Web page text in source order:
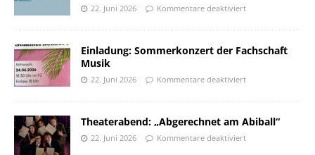
22. Juni 2026 Kommentare deaktiviert
Einladung: Sommerkonzert der Fachschaft
Musik
22. Juni 2026 Kommentare deaktiviert
Theaterabend: „Abgerechnet am Abiball“
22. Juni 2026 Kommentare deaktiviert